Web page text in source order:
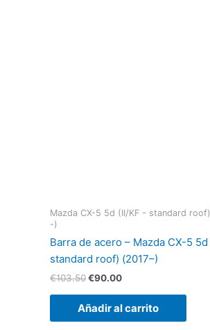
Mazda CX-5 5d (II/KF - standard
-)
Barra de acero – Mazda CX-5 5d
standard roof) (2017–)
€103.50€90.00
Añadir al carrito